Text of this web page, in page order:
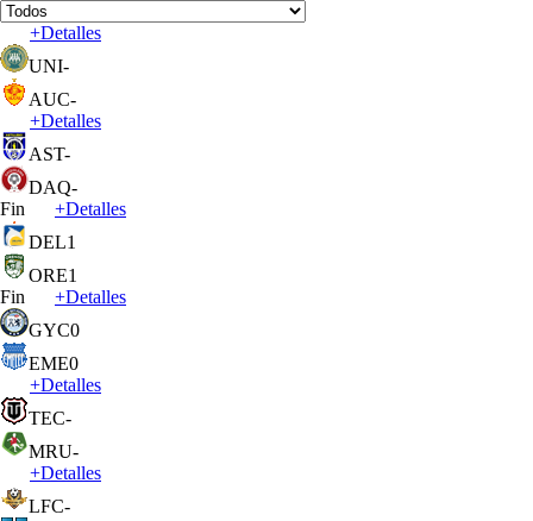
+Detalles
UNI-
AUC-
+Detalles
AST-
DAQ-
Fin
+Detalles
DEL1
ORE1
Fin
+Detalles
GYC0
EME0
+Detalles
TEC-
MRU-
+Detalles
LFC-